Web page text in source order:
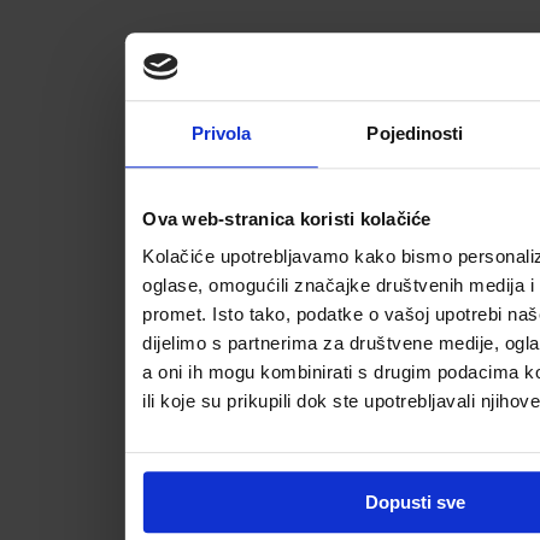
Privola Pojedinosti
Ova web-stranica koristi kolačiće
Kolačiće upotrebljavamo kako bismo
oglase, omogućili značajke društvenih medija i
promet. Isto tako, podatke o vašoj upotrebi
dijelimo s partnerima za društvene medije,
a oni ih mogu kombinirati s drugim podacima
ili koje su prikupili dok ste upotrebljavali
Dopusti sve